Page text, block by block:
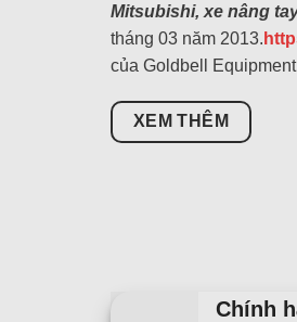
Mitsubishi, xe nâng
tháng 03 năm 2013.
của Goldbell
XEM THÊM
Chính